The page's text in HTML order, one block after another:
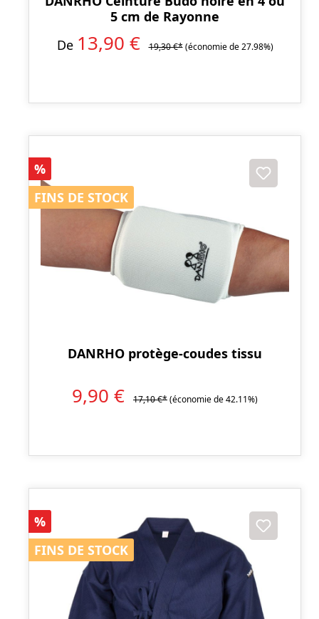
5 cm de Rayonne
De 13,90 € 19,30 €* (économie de 27.98%)
Réduction
%
FINS DE STOCK
FINS DE STOCK
DANRHO protège-coudes tissu
9,90 € 17,10 €*(économie de 42.11%)
Réduction
%
FINS DE STOCK
FINS DE STOCK